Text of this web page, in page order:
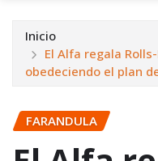
Inicio
El Alfa regala
obedeciendo el plan
FARANDULA